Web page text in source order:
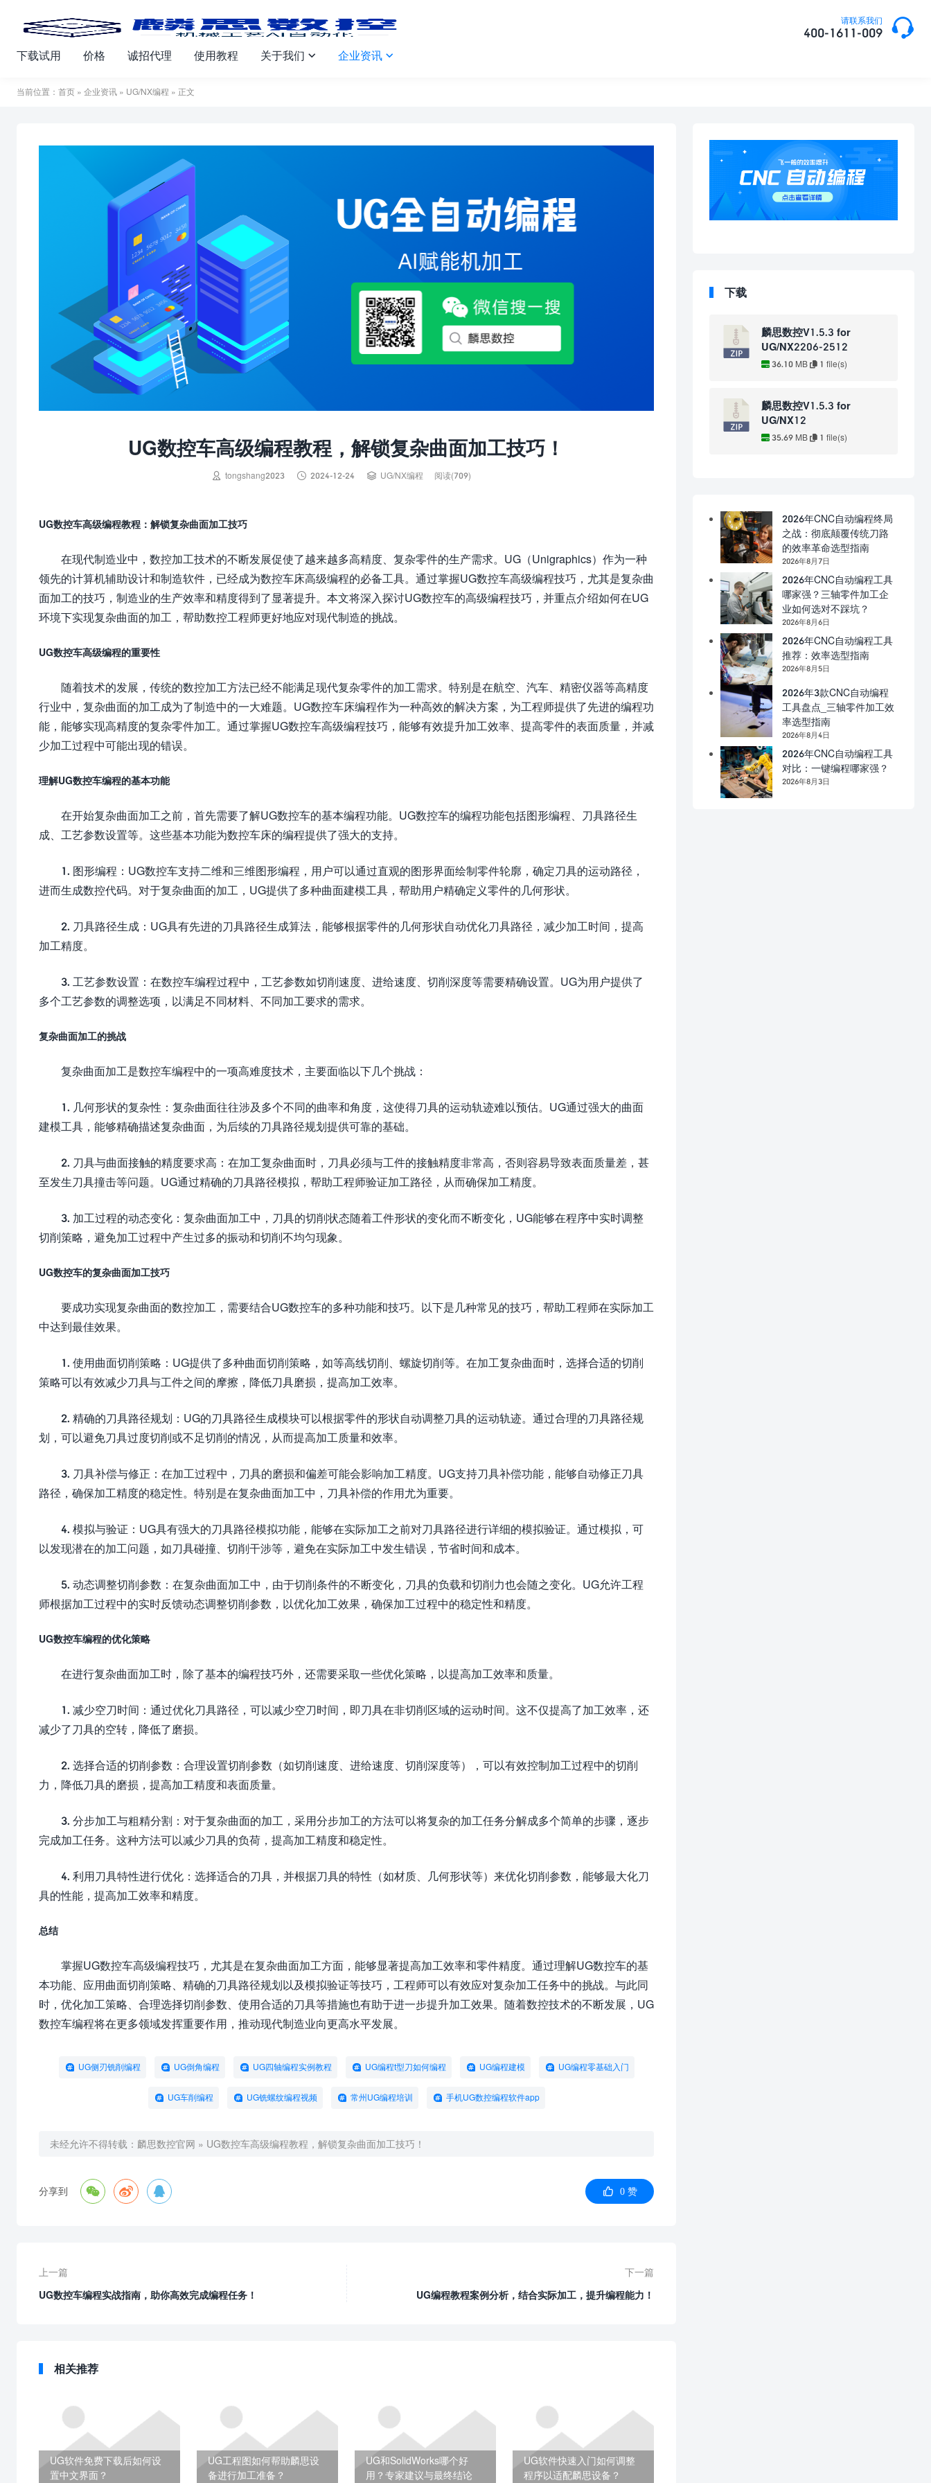
请联系我们
400-1611-009 
下载试用 价格 诚招代理 使用教程 关于我们  企业资讯 
当前位置： 首页 » 企业资讯 » UG/NX编程 » 正文
UG数控车高级编程教程，解锁复杂曲面加工技巧！
 tongshang2023  2024-12-24  UG/NX编程 阅读(709)
UG数控车高级编程教程：解锁复杂曲面加工技巧
在现代制造业中，数控加工技术的不断发展促使了越来越多高精度、复杂零件的生产需求。UG（Unigraphics）作为一种
领先的计算机辅助设计和制造软件，已经成为数控车床高级编程的必备工具。通过掌握UG数控车高级编程技巧，尤其是复杂曲
面加工的技巧，制造业的生产效率和精度得到了显著提升。本文将深入探讨UG数控车的高级编程技巧，并重点介绍如何在UG
环境下实现复杂曲面的加工，帮助数控工程师更好地应对现代制造的挑战。
UG数控车高级编程的重要性
随着技术的发展，传统的数控加工方法已经不能满足现代复杂零件的加工需求。特别是在航空、汽车、精密仪器等高精度
行业中，复杂曲面的加工成为了制造中的一大难题。UG数控车床编程作为一种高效的解决方案，为工程师提供了先进的编程功
能，能够实现高精度的复杂零件加工。通过掌握UG数控车高级编程技巧，能够有效提升加工效率、提高零件的表面质量，并减
少加工过程中可能出现的错误。
理解UG数控车编程的基本功能
在开始复杂曲面加工之前，首先需要了解UG数控车的基本编程功能。UG数控车的编程功能包括图形编程、刀具路径生
成、工艺参数设置等。这些基本功能为数控车床的编程提供了强大的支持。
1. 图形编程：UG数控车支持二维和三维图形编程，用户可以通过直观的图形界面绘制零件轮廓，确定刀具的运动路径，
进而生成数控代码。对于复杂曲面的加工，UG提供了多种曲面建模工具，帮助用户精确定义零件的几何形状。
2. 刀具路径生成：UG具有先进的刀具路径生成算法，能够根据零件的几何形状自动优化刀具路径，减少加工时间，提高
加工精度。
3. 工艺参数设置：在数控车编程过程中，工艺参数如切削速度、进给速度、切削深度等需要精确设置。UG为用户提供了
多个工艺参数的调整选项，以满足不同材料、不同加工要求的需求。
复杂曲面加工的挑战
复杂曲面加工是数控车编程中的一项高难度技术，主要面临以下几个挑战：
1. 几何形状的复杂性：复杂曲面往往涉及多个不同的曲率和角度，这使得刀具的运动轨迹难以预估。UG通过强大的曲面
建模工具，能够精确描述复杂曲面，为后续的刀具路径规划提供可靠的基础。
2. 刀具与曲面接触的精度要求高：在加工复杂曲面时，刀具必须与工件的接触精度非常高，否则容易导致表面质量差，甚
至发生刀具撞击等问题。UG通过精确的刀具路径模拟，帮助工程师验证加工路径，从而确保加工精度。
3. 加工过程的动态变化：复杂曲面加工中，刀具的切削状态随着工件形状的变化而不断变化，UG能够在程序中实时调整
切削策略，避免加工过程中产生过多的振动和切削不均匀现象。
UG数控车的复杂曲面加工技巧
要成功实现复杂曲面的数控加工，需要结合UG数控车的多种功能和技巧。以下是几种常见的技巧，帮助工程师在实际加工
中达到最佳效果。
1. 使用曲面切削策略：UG提供了多种曲面切削策略，如等高线切削、螺旋切削等。在加工复杂曲面时，选择合适的切削
策略可以有效减少刀具与工件之间的摩擦，降低刀具磨损，提高加工效率。
2. 精确的刀具路径规划：UG的刀具路径生成模块可以根据零件的形状自动调整刀具的运动轨迹。通过合理的刀具路径规
划，可以避免刀具过度切削或不足切削的情况，从而提高加工质量和效率。
3. 刀具补偿与修正：在加工过程中，刀具的磨损和偏差可能会影响加工精度。UG支持刀具补偿功能，能够自动修正刀具
路径，确保加工精度的稳定性。特别是在复杂曲面加工中，刀具补偿的作用尤为重要。
4. 模拟与验证：UG具有强大的刀具路径模拟功能，能够在实际加工之前对刀具路径进行详细的模拟验证。通过模拟，可
以发现潜在的加工问题，如刀具碰撞、切削干涉等，避免在实际加工中发生错误，节省时间和成本。
5. 动态调整切削参数：在复杂曲面加工中，由于切削条件的不断变化，刀具的负载和切削力也会随之变化。UG允许工程
师根据加工过程中的实时反馈动态调整切削参数，以优化加工效果，确保加工过程中的稳定性和精度。
UG数控车编程的优化策略
在进行复杂曲面加工时，除了基本的编程技巧外，还需要采取一些优化策略，以提高加工效率和质量。
1. 减少空刀时间：通过优化刀具路径，可以减少空刀时间，即刀具在非切削区域的运动时间。这不仅提高了加工效率，还
减少了刀具的空转，降低了磨损。
2. 选择合适的切削参数：合理设置切削参数（如切削速度、进给速度、切削深度等），可以有效控制加工过程中的切削
力，降低刀具的磨损，提高加工精度和表面质量。
3. 分步加工与粗精分割：对于复杂曲面的加工，采用分步加工的方法可以将复杂的加工任务分解成多个简单的步骤，逐步
完成加工任务。这种方法可以减少刀具的负荷，提高加工精度和稳定性。
4. 利用刀具特性进行优化：选择适合的刀具，并根据刀具的特性（如材质、几何形状等）来优化切削参数，能够最大化刀
具的性能，提高加工效率和精度。
总结
掌握UG数控车高级编程技巧，尤其是在复杂曲面加工方面，能够显著提高加工效率和零件精度。通过理解UG数控车的基
本功能、应用曲面切削策略、精确的刀具路径规划以及模拟验证等技巧，工程师可以有效应对复杂加工任务中的挑战。与此同
时，优化加工策略、合理选择切削参数、使用合适的刀具等措施也有助于进一步提升加工效果。随着数控技术的不断发展，UG
数控车编程将在更多领域发挥重要作用，推动现代制造业向更高水平发展。
UG侧刃铣削编程 UG倒角编程 UG四轴编程实例教程 UG编程t型刀如何编程 UG编程建模 UG编程零基础入门
UG车削编程 UG铣螺纹编程视频 常州UG编程培训 手机UG数控编程软件app
未经允许不得转载： 麟思数控官网 » UG数控车高级编程教程，解锁复杂曲面加工技巧！
分享到     0 赞
上一篇
UG数控车编程实战指南，助你高效完成编程任务！
下一篇
UG编程教程案例分析，结合实际加工，提升编程能力！
相关推荐
UG软件免费下载后如何设
置中文界面？
UG工程图如何帮助麟思设
备进行加工准备？
UG和SolidWorks哪个好
用？专家建议与最终结论
UG软件快速入门如何调整
程序以适配麟思设备？
下载
麟思数控V1.5.3 for
UG/NX2206-2512
36.10 MB 1 file(s)
麟思数控V1.5.3 for
UG/NX12
35.69 MB 1 file(s)
2026年CNC自动编程终局
之战：彻底颠覆传统刀路
的效率革命选型指南
2026年8月7日
2026年CNC自动编程工具
哪家强？三轴零件加工企
业如何选对不踩坑？
2026年8月6日
2026年CNC自动编程工具
推荐：效率选型指南
2026年8月5日
2026年3款CNC自动编程
工具盘点_三轴零件加工效
率选型指南
2026年8月4日
2026年CNC自动编程工具
对比：一键编程哪家强？
2026年8月3日